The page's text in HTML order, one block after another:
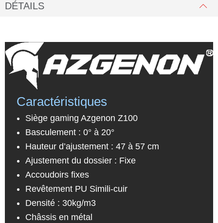
DÉTAILS
Caractéristiques
Siège gaming Azgenon Z100
Basculement : 0° à 20°
Hauteur d’ajustement : 47 à 57 cm
Ajustement du dossier : Fixe
Accoudoirs fixes
Revêtement PU Simili-cuir
Densité : 30kg/m3
Châssis en métal